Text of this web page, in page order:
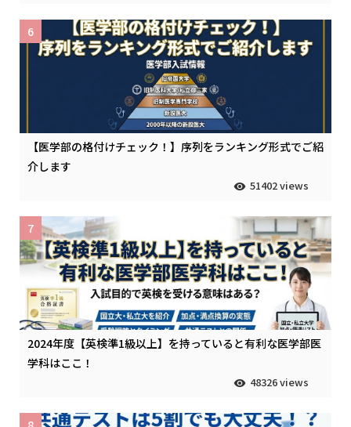
【医学部の格付けチェック！】序列をランキング形式でご紹
介します
51402 views
6
2024年度【英検準1級以上】を持っていると有利な医学部医
学科はここ！
48326 views
7